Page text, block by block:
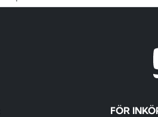
FÖR